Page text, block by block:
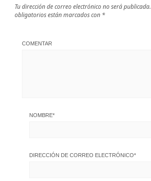
Tu dirección de correo electrónico no será publicada.
obligatorios están marcados con *
COMENTAR
NOMBRE*
DIRECCIÓN DE CORREO ELECTRÓNICO*